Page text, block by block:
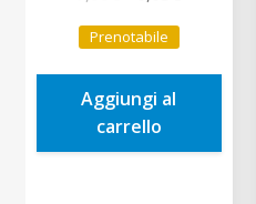
prezzo
originale
era:
7,00€.
è:
Prenotabile
Aggiungi al
carrello